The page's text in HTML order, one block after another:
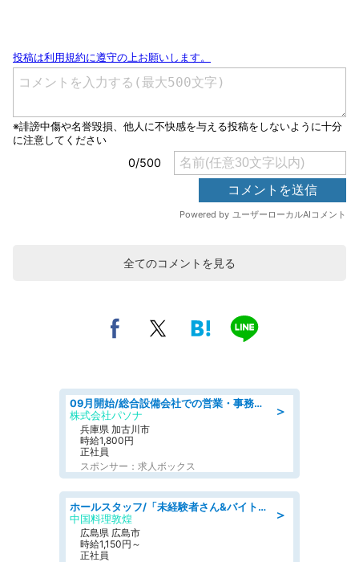
全てのコメントを見る
＞
09月開始/総合設備会社での営業・事務のお仕事/車通勤可/賞与あり/営業/営業事務
株式会社パソナ
兵庫県 加古川市
時給1,800円
正社員
スポンサー：求人ボックス
＞
ホールスタッフ/「未経験者さん&バイトデビューも大歓迎」残業ほぼなし×1日3時間〜勤務OK!フォロー体制も充実/広島県/広島市南区
中国料理敦煌
広島県 広島市
時給1,150円～
正社員